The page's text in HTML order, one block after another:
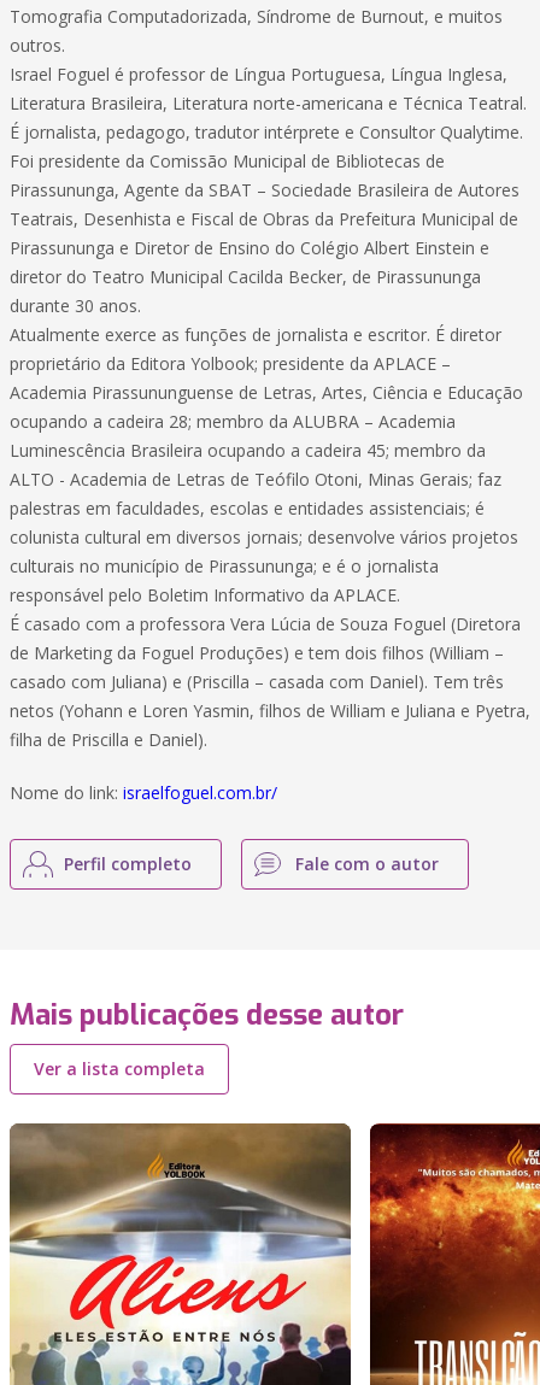
Tomografia Computadorizada, Síndrome de Burnout, e muitos
outros.
Israel Foguel é professor de Língua Portuguesa, Língua Inglesa,
Literatura Brasileira, Literatura norte-americana e Técnica Teatral.
É jornalista, pedagogo, tradutor intérprete e Consultor Qualytime.
Foi presidente da Comissão Municipal de Bibliotecas de
Pirassununga, Agente da SBAT – Sociedade Brasileira de Autores
Teatrais, Desenhista e Fiscal de Obras da Prefeitura Municipal de
Pirassununga e Diretor de Ensino do Colégio Albert Einstein e
diretor do Teatro Municipal Cacilda Becker, de Pirassununga
durante 30 anos.
Atualmente exerce as funções de jornalista e escritor. É diretor
proprietário da Editora Yolbook; presidente da APLACE –
Academia Pirassununguense de Letras, Artes, Ciência e Educação
ocupando a cadeira 28; membro da ALUBRA – Academia
Luminescência Brasileira ocupando a cadeira 45; membro da
ALTO - Academia de Letras de Teófilo Otoni, Minas Gerais; faz
palestras em faculdades, escolas e entidades assistenciais; é
colunista cultural em diversos jornais; desenvolve vários projetos
culturais no município de Pirassununga; e é o jornalista
responsável pelo Boletim Informativo da APLACE.
É casado com a professora Vera Lúcia de Souza Foguel (Diretora
de Marketing da Foguel Produções) e tem dois filhos (William –
casado com Juliana) e (Priscilla – casada com Daniel). Tem três
netos (Yohann e Loren Yasmin, filhos de William e Juliana e Pyetra,
filha de Priscilla e Daniel).
Nome do link: israelfoguel.com.br/
Perfil completo Fale com o autor
Mais publicações desse autor
Ver a lista completa